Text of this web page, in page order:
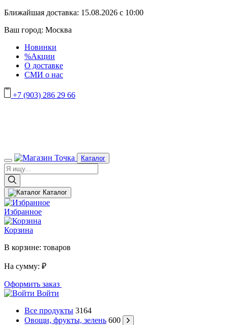
Ближайшая доставка: 15.08.2026 с 10:00
Ваш город: Москва
Новинки
%Акции
О доставке
СМИ о нас
+7 (903) 286 29 66
Каталог
Каталог
Избранное
Корзина
В корзине: товаров
На сумму: ₽
Оформить заказ
Войти
Все продукты 3164
Овощи, фрукты, зелень 600